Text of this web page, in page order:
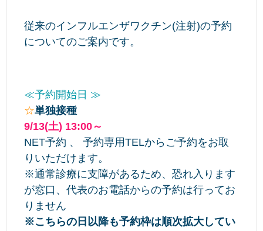
従来のインフルエンザワクチン(注射)の予約
についてのご案内です。
≪予約開始日 ≫
☆単独接種
9/13(土) 13:00～
NET予約 、 予約専用TELからご予約をお取
りいただけます。
※通常診療に支障があるため、恐れ入ります
が窓口、代表のお電話からの予約は行ってお
りません
※こちらの日以降も予約枠は順次拡大してい